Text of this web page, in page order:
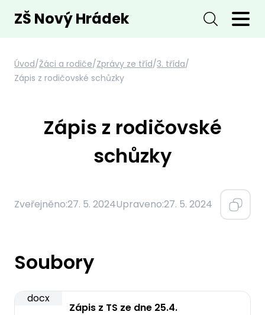
ZŠ Nový Hrádek
Úvod/Žáci a rodiče/Zprávy ze tříd/3. třída/
Zápis z rodičovské schůzky
Zápis z rodičovské
schůzky
Zveřejněno:27. 5. 2024Upraveno:27. 5. 2024
Soubory
docx
Zápis z TS ze dne 25.4.